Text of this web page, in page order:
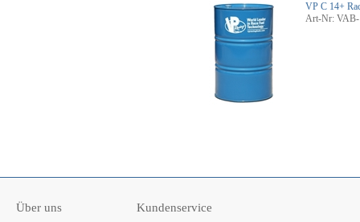
VP C 14+
Art-Nr: VAB-
Über uns Kundenservice